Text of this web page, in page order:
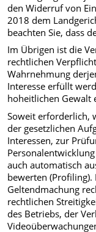
den Widerruf von
2018 dem
beachten Sie, dass
Im Übrigen ist die
rechtlichen
Wahrnehmung
Interesse erfüllt
hoheitlichen Gewalt
Soweit erforderlich,
der gesetzlichen
Interessen, zur
auch automatisch
bewerten
Geltendmachung
rechtlichen
des Betriebs, der